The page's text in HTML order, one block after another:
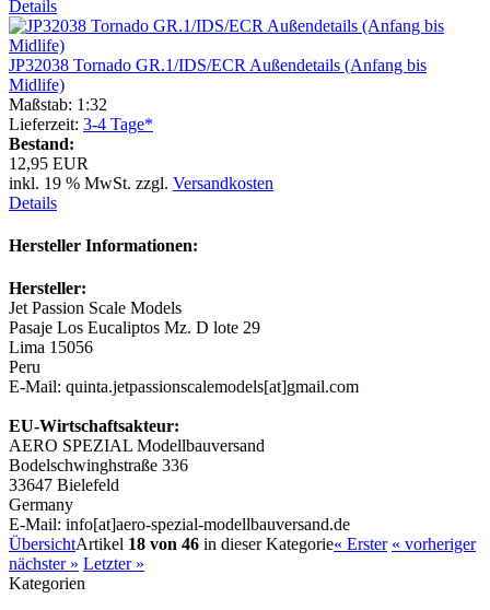
Details
JP32038 Tornado GR.1/IDS/ECR Außendetails (Anfang bis
Midlife)
Maßstab: 1:32
Lieferzeit: 3-4 Tage*
Bestand:
12,95 EUR
inkl. 19 % MwSt. zzgl. Versandkosten
Details
Hersteller Informationen:
Hersteller:
Jet Passion Scale Models
Pasaje Los Eucaliptos Mz. D lote 29
Lima 15056
Peru
E-Mail: quinta.jetpassionscalemodels[at]gmail.com
EU-Wirtschaftsakteur:
AERO SPEZIAL Modellbauversand
Bodelschwinghstraße 336
33647 Bielefeld
Germany
E-Mail: info[at]aero-spezial-modellbauversand.de
ÜbersichtArtikel 18 von 46 in dieser Kategorie« Erster « vorheriger
nächster » Letzter »
Kategorien